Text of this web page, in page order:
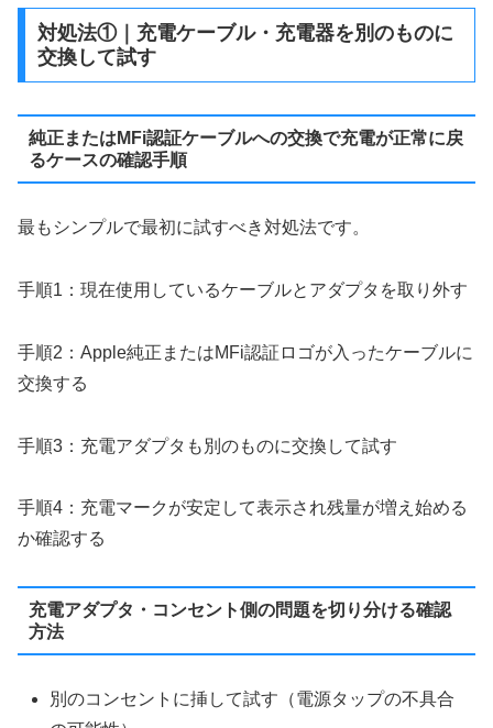
対処法①｜充電ケーブル・充電器を別のものに
交換して試す
純正またはMFi認証ケーブルへの交換で充電が正常に戻
るケースの確認手順
最もシンプルで最初に試すべき対処法です。
手順1：現在使用しているケーブルとアダプタを取り外す
手順2：Apple純正またはMFi認証ロゴが入ったケーブルに
交換する
手順3：充電アダプタも別のものに交換して試す
手順4：充電マークが安定して表示され残量が増え始める
か確認する
充電アダプタ・コンセント側の問題を切り分ける確認
方法
別のコンセントに挿して試す（電源タップの不具合